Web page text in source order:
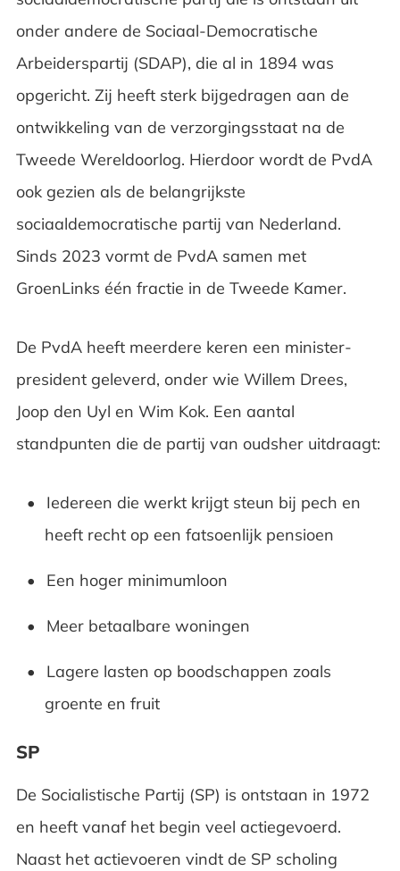
onder andere de Sociaal-Democratische
Arbeiderspartij (SDAP), die al in 1894 was
opgericht. Zij heeft sterk bijgedragen aan de
ontwikkeling van de verzorgingsstaat na de
Tweede Wereldoorlog. Hierdoor wordt de PvdA
ook gezien als de belangrijkste
sociaaldemocratische partij van Nederland.
Sinds 2023 vormt de PvdA samen met
GroenLinks één fractie in de Tweede Kamer.
De PvdA heeft meerdere keren een minister-
president geleverd, onder wie Willem Drees,
Joop den Uyl en Wim Kok. Een aantal
standpunten die de partij van oudsher uitdraagt:
Iedereen die werkt krijgt steun bij pech en
heeft recht op een fatsoenlijk pensioen
Een hoger minimumloon
Meer betaalbare woningen
Lagere lasten op boodschappen zoals
groente en fruit
SP
De Socialistische Partij (SP) is ontstaan in 1972
en heeft vanaf het begin veel actiegevoerd.
Naast het actievoeren vindt de SP scholing